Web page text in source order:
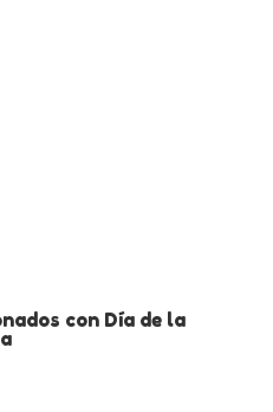
con Día de la